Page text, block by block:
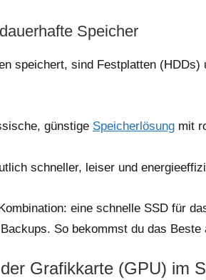
Speicher
speichert, sind Festplatten
günstige Speicherlösung mit
schneller, leiser und
eine schnelle SSD für
So bekommst du das Beste
Grafikkarte (GPU) im